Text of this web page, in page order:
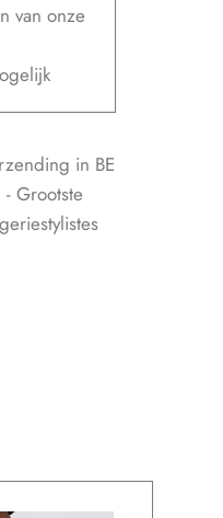
van onze
in BE
Grootste